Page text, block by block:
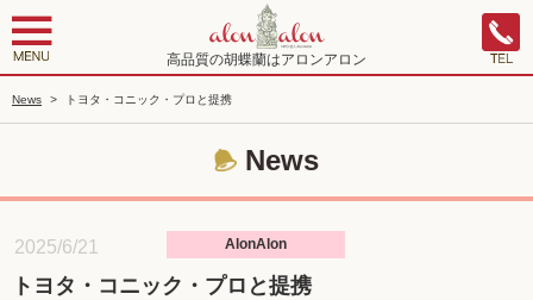
高品質の胡蝶蘭はアロンアロン
News > トヨタ・コニック・プロと提携
News
2025/6/21 AlonAlon
トヨタ・コニック・プロと提携